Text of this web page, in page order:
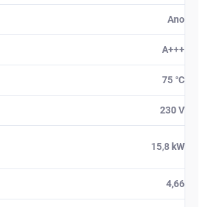
Ano
A+++
75 °C
230 V
15,8 kW
4,66